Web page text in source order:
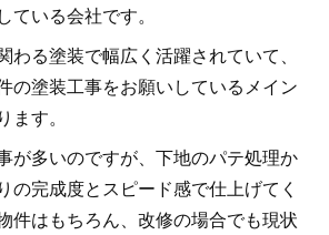
いる会社です。
わる塗装で幅広く活躍されていて、
の塗装工事をお願いしているメイン
す。
が多いのですが、下地のパテ処理か
の完成度とスピード感で仕上げてく
件はもちろん、改修の場合でも現状